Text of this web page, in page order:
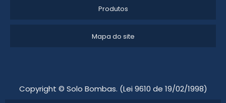
Produtos
Mapa do site
Copyright © Solo Bombas. (Lei 9610 de 19/02/1998)